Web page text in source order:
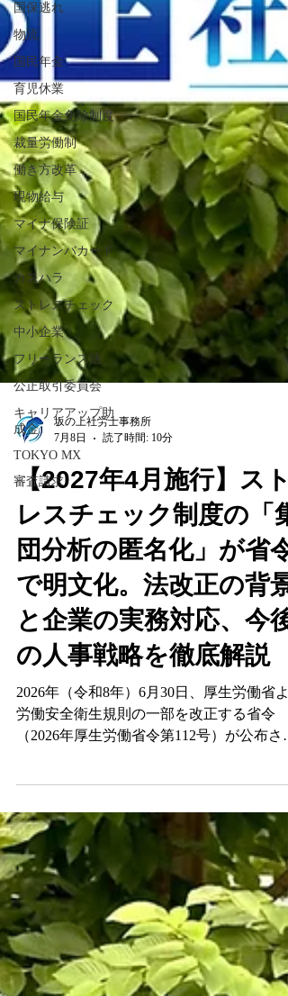
国保逃れ
物流
国民年金
育児休業
国民年金免除制度
裁量労働制
働き方改革
現物給与
マイナ保険証
マイナンバカード
カスハラ
ストレスチェック
中小企業
フリーランス法
公正取引委員会
キャリアアップ助
成金
TOKYO MX
審査請求
坂の上社労士事務所
7月8日
読了時間: 10分
【2027年4月施行】スト
レスチェック制度の「集
団分析の匿名化」が省令
で明文化。法改正の背景
と企業の実務対応、今後
の人事戦略を徹底解説
（2026年厚生労働省令第112号）が公布さ
ました。本改正省令は、翌年の2027年（令
9年）4月1日より施行されることが決定し
います。 今回の法改正において対象となる
のは、企業における労働者の精神的な健康
保持増進を目的とした「ストレスチェック
度」の中でも、職場環境の改善を目的とし
「集団分析」に関する規定です。 これま
で、労働現場における精神的な負担を軽減